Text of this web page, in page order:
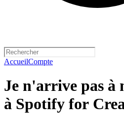
AccueilCompte
Je n'arrive pas à
à Spotify for